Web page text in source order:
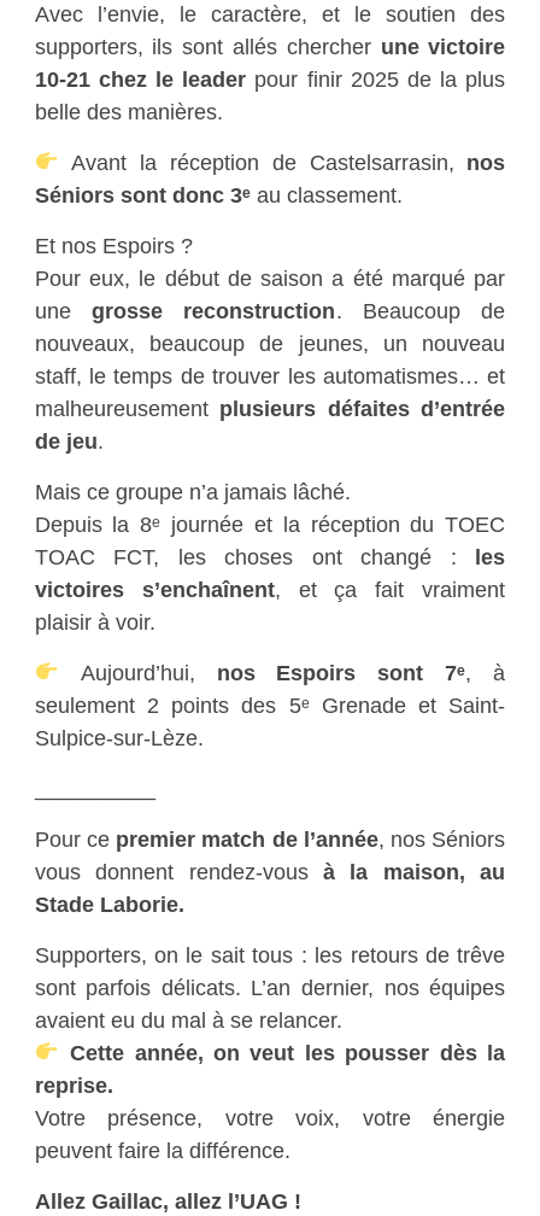
Avec l’envie, le caractère, et le soutien des
supporters, ils sont allés chercher une victoire
10-21 chez le leader pour finir 2025 de la plus
belle des manières.
Avant la réception de Castelsarrasin, nos
Séniors sont donc 3ᵉ au classement.
Et nos Espoirs ?
Pour eux, le début de saison a été marqué par
unegrosse reconstruction. Beaucoup de
nouveaux, beaucoup de jeunes, un nouveau
staff, le temps de trouver les automatismes… et
malheureusement plusieurs défaites d’entrée
de jeu.
Mais ce groupe n’a jamais lâché.
Depuis la 8ᵉ journée et la réception du TOEC
TOAC FCT, les choses ont changé : les
victoires s’enchaînent, et ça fait vraiment
plaisir à voir.
Aujourd’hui, nos Espoirs sont 7ᵉ, à
seulement 2 points des 5ᵉ Grenade et Saint-
Sulpice-sur-Lèze.
Pour ce premier match de l’année, nos Séniors
vous donnent rendez-vous à la maison, au
Stade Laborie.
Supporters, on le sait tous : les retours de trêve
sont parfois délicats. L’an dernier, nos équipes
avaient eu du mal à se relancer.
Cette année, on veut les pousser dès la
reprise.
Votre présence, votre voix, votre énergie
peuvent faire la différence.
Allez Gaillac, allez l’UAG !